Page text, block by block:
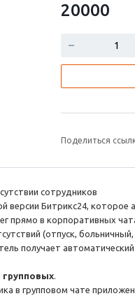
20000
Поделиться
сотрудников
Битрикс24, которое
прямо в корпоративных
(отпуск,
получает
групповых.
в групповом чате